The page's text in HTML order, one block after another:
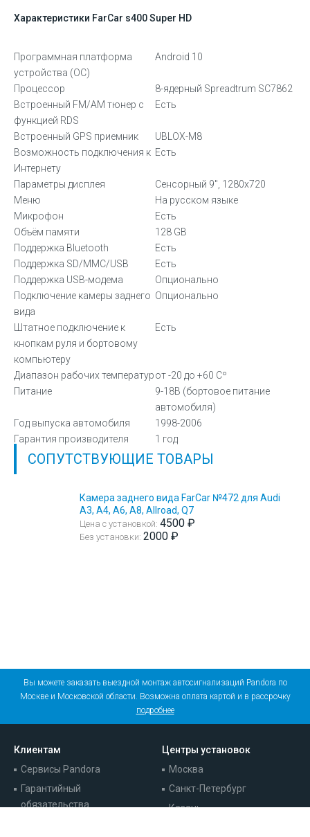
Характеристики FarCar s400 Super HD
Программная платформа
устройства (ОС)
Android 10
Процессор
8-ядерный Spreadtrum SC7862
Встроенный FM/AM тюнер с
функцией RDS
Есть
Встроенный GPS приемник
UBLOX-M8
Возможность подключения к
Интернету
Есть
Параметры дисплея
Сенсорный 9″, 1280х720
Меню
На русском языке
Микрофон
Есть
Объём памяти
128 GB
Поддержка Bluetooth
Есть
Поддержка SD/MMC/USB
Есть
Поддержка USB-модема
Опционально
Подключение камеры заднего
вида
Опционально
Штатное подключение к
кнопкам руля и бортовому
компьютеру
Есть
Диапазон рабочих температурот -20 до +60 Сº
Питание
9-18В (бортовое питание
автомобиля)
Год выпуска автомобиля
1998-2006
Гарантия производителя
1 год
СОПУТСТВУЮЩИЕ ТОВАРЫ
Камера заднего вида FarCar №472 для Audi
А3, A4, A6, А8, Allroad, Q7
Цена с установкой: 4500 ₽
Без установки: 2000 ₽
Вы можете заказать выездной монтаж автосигнализаций Pandora по
Москве и Московской области. Возможна оплата картой и в рассрочку
подробнее
Клиентам
Сервисы Pandora
Гарантийный
обязательства
Центры установок
Москва
Санкт-Петербург
Казань